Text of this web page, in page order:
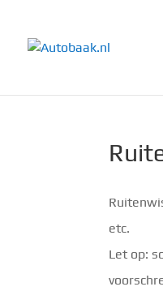
etc.
Let op: